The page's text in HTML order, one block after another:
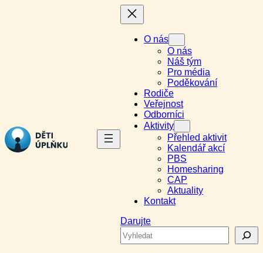
O nás
O nás
Náš tým
Pro média
Poděkování
Rodiče
Veřejnost
Odborníci
Aktivity
Přehled aktivit
Kalendář akcí
PBS
Homesharing
CAP
Aktuality
Kontakt
Darujte
Search